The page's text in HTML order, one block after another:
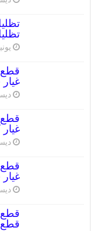
يونيو 28,
قطع